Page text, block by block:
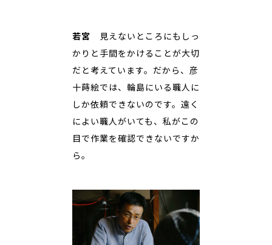
若宮
見えないところにもしっ
かりと手間をかけることが大切
だと考えています。だから、彦
十蒔絵では、輪島にいる職人に
しか依頼できないのです。遠く
によい職人がいても、私がこの
目で作業を確認できないですか
ら。